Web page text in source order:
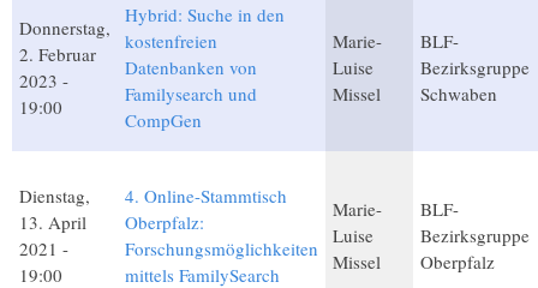
Donnerstag,
2. Februar
2023 -
19:00
Hybrid: Suche in den
kostenfreien
Datenbanken von
Familysearch und
CompGen
Marie-
Luise
Missel
BLF-
Bezirksgruppe
Schwaben
Dienstag,
13. April
2021 -
19:00
4. Online-Stammtisch
Oberpfalz:
Forschungsmöglichkeiten
mittels FamilySearch
Marie-
Luise
Missel
BLF-
Bezirksgruppe
Oberpfalz